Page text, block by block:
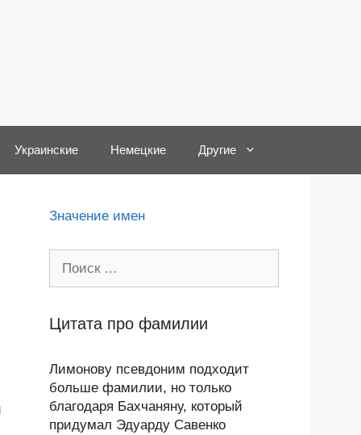
Украинские Немецкие Другие
Значение имен
Цитата про фамилии
Лимонову псевдоним подходит
больше фамилии, но только
благодаря Бахчаняну, который
придумал Эдуарду Савенко